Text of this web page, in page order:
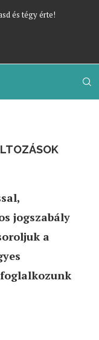
és tégy érte!
jogszabály
a